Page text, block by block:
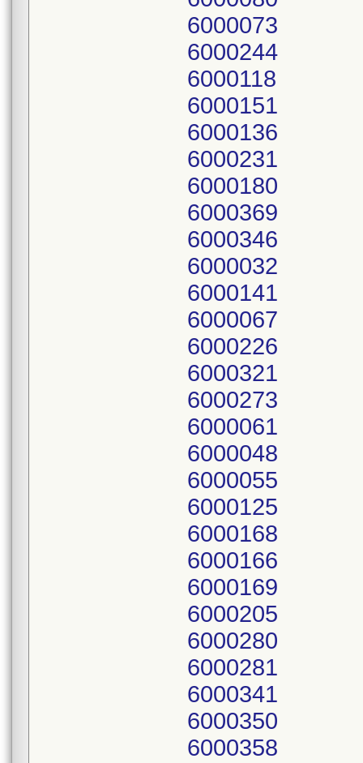
6000073
6000244
6000118
6000151
6000136
6000231
6000180
6000369
6000346
6000032
6000141
6000067
6000226
6000321
6000273
6000061
6000048
6000055
6000125
6000168
6000166
6000169
6000205
6000280
6000281
6000341
6000350
6000358